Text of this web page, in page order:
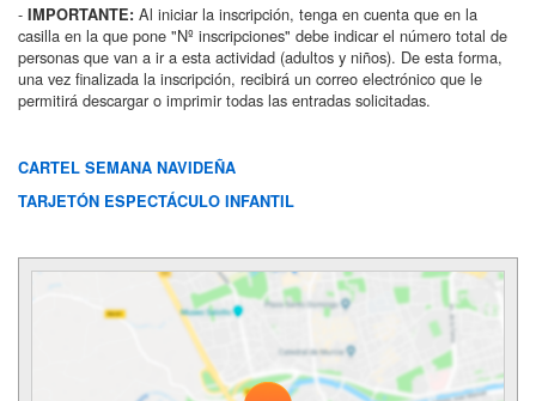
- IMPORTANTE: Al iniciar la inscripción, tenga en cuenta que en la
casilla en la que pone "Nº inscripciones" debe indicar el número total de
personas que van a ir a esta actividad (adultos y niños). De esta forma,
una vez finalizada la inscripción, recibirá un correo electrónico que le
permitirá descargar o imprimir todas las entradas solicitadas.
CARTEL SEMANA NAVIDEÑA
TARJETÓN ESPECTÁCULO INFANTIL